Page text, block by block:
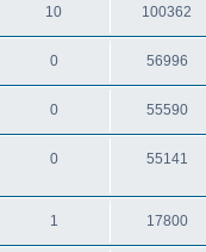
10 100362
0 56996
0 55590
0 55141
1 17800